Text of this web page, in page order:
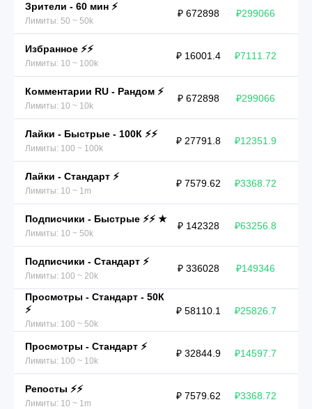
Зрители - 60 мин ⚡️
Лимиты: 50 ~ 50k
₽ 672898 ₽299066
Избранное ⚡️⚡️
Лимиты: 10 ~ 100k
₽ 16001.4 ₽7111.72
Комментарии RU - Рандом ⚡️
Лимиты: 10 ~ 10k
₽ 672898 ₽299066
Лайки - Быстрые - 100К ⚡️⚡️
Лимиты: 100 ~ 100k
₽ 27791.8 ₽12351.9
Лайки - Стандарт ⚡️
Лимиты: 10 ~ 1m
₽ 7579.62 ₽3368.72
Подписчики - Быстрые ⚡️⚡️ ★
Лимиты: 10 ~ 50k
₽ 142328 ₽63256.8
Подписчики - Стандарт ⚡️
Лимиты: 100 ~ 20k
₽ 336028 ₽149346
Просмотры - Стандарт - 50К
⚡️
Лимиты: 100 ~ 50k
₽ 58110.1 ₽25826.7
Просмотры - Стандарт ⚡️
Лимиты: 100 ~ 10k
₽ 32844.9 ₽14597.7
Репосты ⚡️⚡️
Лимиты: 10 ~ 1m
₽ 7579.62 ₽3368.72